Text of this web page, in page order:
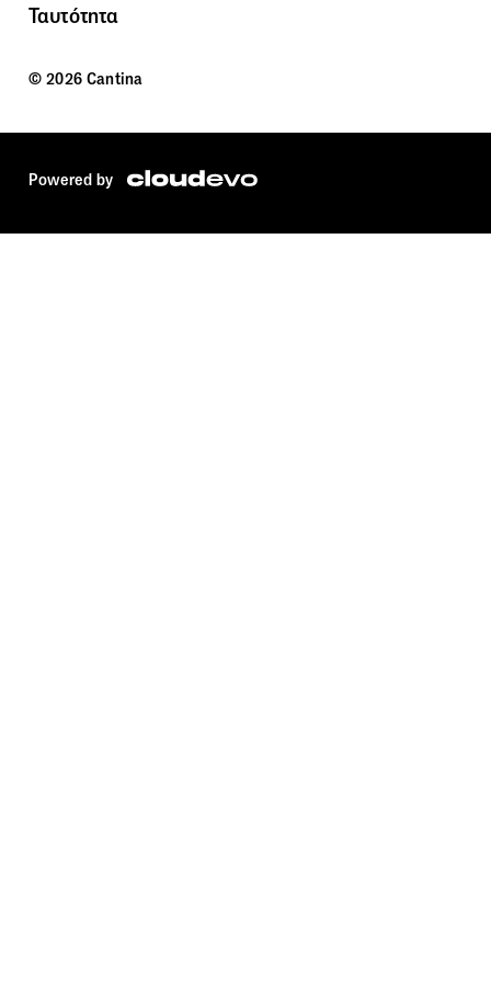
Ταυτότητα
© 2026 Cantina
Powered by